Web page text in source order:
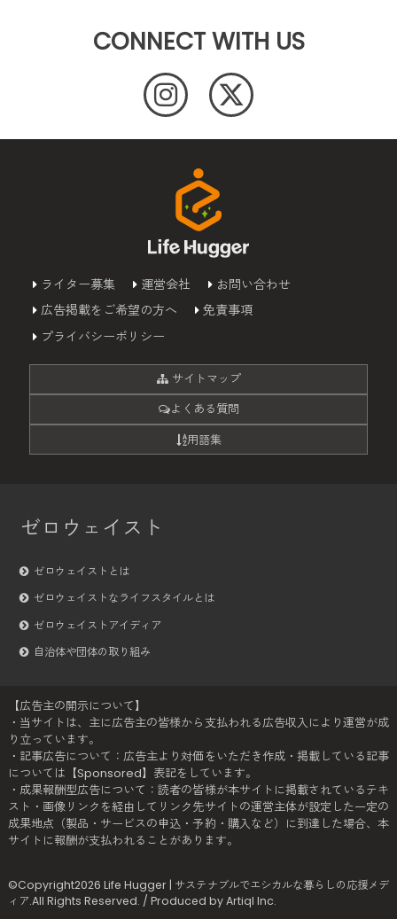
CONNECT WITH US
ライター募集 運営会社
お問い合わせ
広告掲載をご希望の方へ
免責事項
プライバシーポリシー
サイトマップ
よくある質問
用語集
ゼロウェイスト
ゼロウェイストとは
ゼロウェイストなライフスタイルとは
ゼロウェイストアイディア
自治体や団体の取り組み
【広告主の開示について】
・当サイトは、主に広告主の皆様から支払われる広告収入により運営が成
り立っています。
・記事広告について：広告主より対価をいただき作成・掲載している記事
については【Sponsored】表記をしています。
・成果報酬型広告について：読者の皆様が本サイトに掲載されているテキ
スト・画像リンクを経由してリンク先サイトの運営主体が設定した一定の
成果地点（製品・サービスの申込・予約・購入など）に到達した場合、本
サイトに報酬が支払われることがあります。
©Copyright2026Life Hugger | サステナブルでエシカルな暮らしの応援メデ
ィア.All Rights Reserved. / Produced byArtiql Inc.